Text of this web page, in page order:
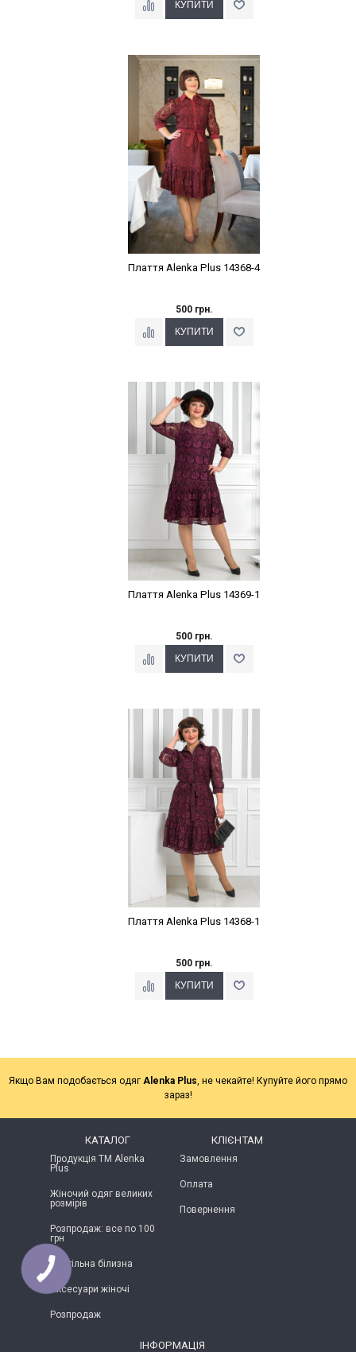
Наклейки Варіант з %
Плаття Alenka Plus 14368-4
500 грн.
Наклейки Варіант з %
Плаття Alenka Plus 14369-1
500 грн.
Плаття Alenka Plus 14368-1
500 грн.
Якщо Вам подобається одяг Alenka Plus, не чекайте! Купуйте його прямо
зараз!
КАТАЛОГ
Продукція ТМ Alenka
Plus
Жіночий одяг великих
розмірів
Розпродаж: все по 100
грн
Постільна білизна
Аксесуари жіночі
Розпродаж
КЛІЄНТАМ
Замовлення
Оплата
Повернення
ІНФОРМАЦІЯ